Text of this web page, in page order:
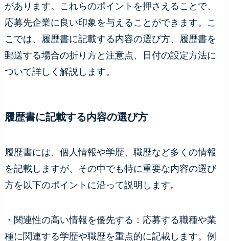
があります。これらのポイントを押さえることで、
応募先企業に良い印象を与えることができます。こ
こでは、履歴書に記載する内容の選び方、履歴書を
郵送する場合の折り方と注意点、日付の設定方法に
ついて詳しく解説します。
履歴書に記載する内容の選び方
履歴書には、個人情報や学歴、職歴など多くの情報
を記載しますが、その中でも特に重要な内容の選び
方を以下のポイントに沿って説明します。
・関連性の高い情報を優先する：応募する職種や業
種に関連する学歴や職歴を重点的に記載します。例